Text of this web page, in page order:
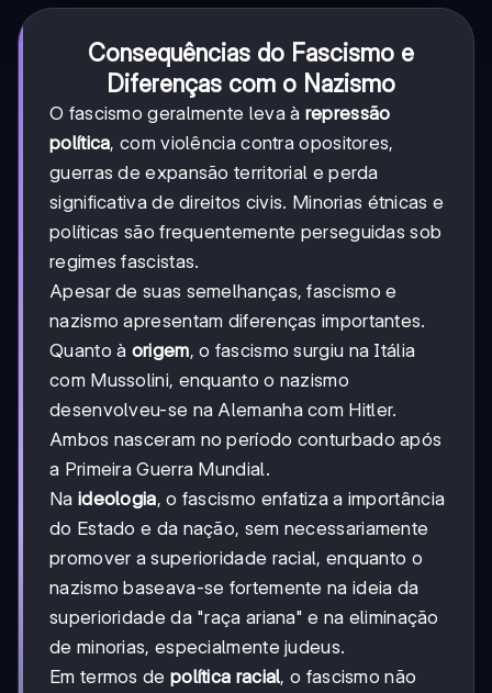
Consequências do Fascismo e
Diferenças com o Nazismo
O fascismo geralmente leva à repressão
política, com violência contra opositores,
guerras de expansão territorial e perda
significativa de direitos civis. Minorias étnicas e
políticas são frequentemente perseguidas sob
regimes fascistas.
Apesar de suas semelhanças, fascismo e
nazismo apresentam diferenças importantes.
Quanto à origem, o fascismo surgiu na Itália
com Mussolini, enquanto o nazismo
desenvolveu-se na Alemanha com Hitler.
Ambos nasceram no período conturbado após
a Primeira Guerra Mundial.
Na ideologia, o fascismo enfatiza a importância
do Estado e da nação, sem necessariamente
promover a superioridade racial, enquanto o
nazismo baseava-se fortemente na ideia da
superioridade da "raça ariana" e na eliminação
de minorias, especialmente judeus.
Em termos de política racial, o fascismo não